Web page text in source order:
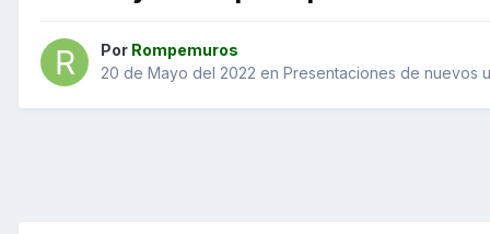
Por Rompemuros
20 de Mayo del 2022 en Presentaciones de nuevos